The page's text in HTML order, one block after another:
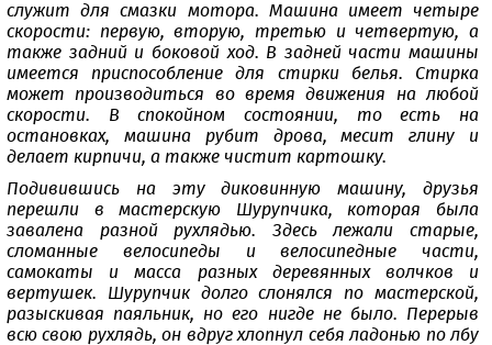
служит для смазки мотора. Машина имеет четыре
скорости: первую, вторую, третью и четвертую, а
также задний и боковой ход. В задней части машины
имеется приспособление для стирки белья. Стирка
может производиться во время движения на любой
скорости. В спокойном состоянии, то есть на
остановках, машина рубит дрова, месит глину и
делает кирпичи, а также чистит картошку.
Подивившись на эту диковинную машину, друзья
перешли в мастерскую Шурупчика, которая была
завалена разной рухлядью. Здесь лежали старые,
сломанные велосипеды и велосипедные части,
самокаты и масса разных деревянных волчков и
вертушек. Шурупчик долго слонялся по мастерской,
разыскивая паяльник, но его нигде не было. Перерыв
всю свою рухлядь, он вдруг хлопнул себя ладонью по лбу